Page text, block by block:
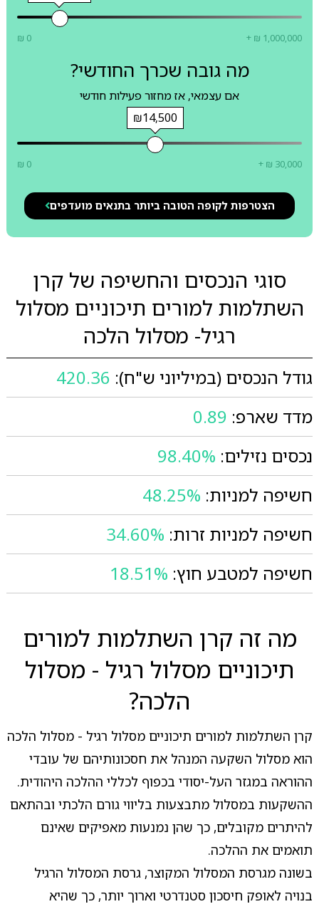
₪ 0 + ₪ 1,000,000
מה גובה שכרך החודשי?
אם עצמאי, אז מחזור פעילות חודשי
₪14,500
₪ 0 + ₪ 30,000
הצטרפות לקופה הטובה ביותר בתנאים מועדפים
סוגי הנכסים והחשיפה של קרן
השתלמות למורים תיכוניים מסלול
רגיל- מסלול הלכה
גודל הנכסים (במיליוני ש"ח): 420.36
מדד שארפ: 0.89
נכסים נזילים: 98.40%
חשיפה למניות: 48.25%
חשיפה למניות זרות: 34.60%
חשיפה למטבע חוץ: 18.51%
מה זה קרן השתלמות למורים
תיכוניים מסלול רגיל - מסלול
הלכה?
קרן השתלמות למורים תיכוניים מסלול רגיל - מסלול הלכה
הוא מסלול השקעה המנהל את חסכונותיהם של עובדי
ההוראה במגזר העל-יסודי בכפוף לכללי ההלכה היהודית.
ההשקעות במסלול מתבצעות בליווי גורם הלכתי ובהתאם
להיתרים מקובלים, כך שהן נמנעות מאפיקים שאינם
תואמים את ההלכה.
בשונה מגרסת המסלול המקוצר, גרסת המסלול הרגיל
בנויה לאופק חיסכון סטנדרטי וארוך יותר, כך שהיא